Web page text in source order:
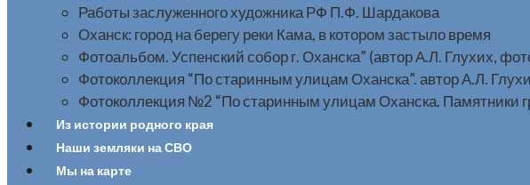
Работы заслуженного художника РФ П.Ф. Шардакова
Оханск: город на берегу реки Кама, в котором застыло время
Фотоальбом. Успенский собор г. Оханска” (автор А.Л. Глухих,
Фотоколлекция “По старинным улицам Оханска”. автор А.Л.
Фотоколлекция №2 “По старинным улицам Оханска. Памятники
Из истории родного края
Наши земляки на СВО
Мы на карте